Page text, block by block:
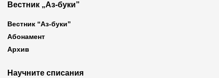
Вестник „Аз-буки”
Вестник “Аз-буки”
Абонамент
Архив
Научните списания